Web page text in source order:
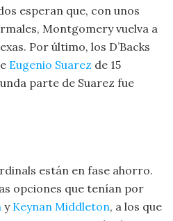
esperan que, con unos
Montgomery vuelva a
Por último, los D’Backs
Eugenio Suarez de 15
parte de Suarez fue
están en fase ahorro.
opciones que tenían por
y Keynan Middleton, a los que